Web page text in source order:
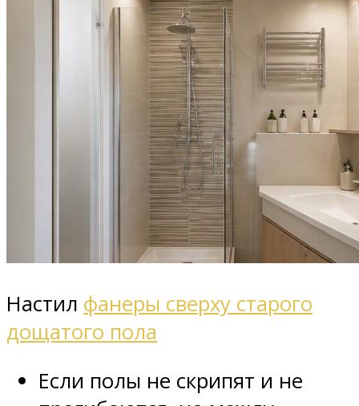
Настил фанеры сверху старого
дощатого пола
Если полы не скрипят и не